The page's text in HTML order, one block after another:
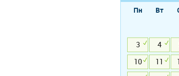
Пн Вт
3
4
10
11